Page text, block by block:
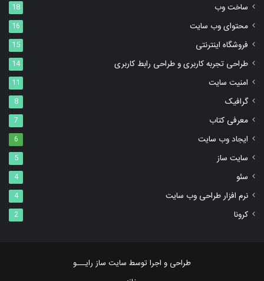
ساخت وب 18
محتوای وب سایت 16
فروشگاه اینترنتی 15
طراحی تجربه کاربری و طراحی رابط کاربری 14
امنیت سایت 11
گرافیک 8
معرفی کتاب 7
ایجاد وب سایت 6
سایت ساز 5
سئو 4
نرم افزار طراحی وب سایت 4
کرونا 2
طراحی و اجرا توسط ‌سایت ساز رایـــو